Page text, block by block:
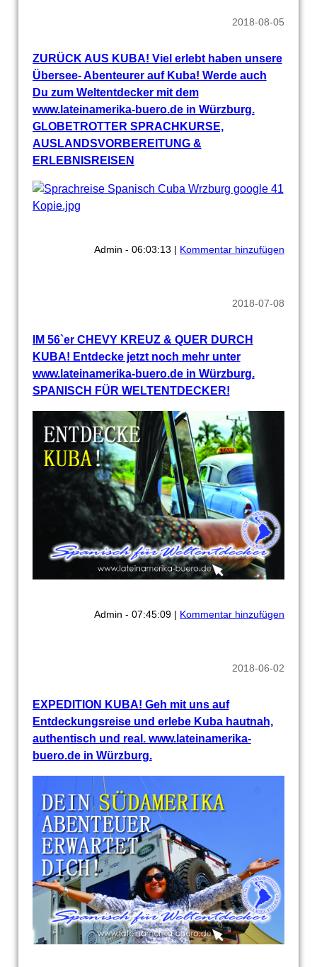
2018-08-05
ZURÜCK AUS KUBA! Viel erlebt haben unsere
Übersee- Abenteurer auf Kuba! Werde auch
Du zum Weltentdecker mit dem
www.lateinamerika-buero.de in Würzburg.
GLOBETROTTER SPRACHKURSE,
AUSLANDSVORBEREITUNG &
ERLEBNISREISEN
Admin - 06:03:13 | Kommentar hinzufügen
2018-07-08
IM 56`er CHEVY KREUZ & QUER DURCH
KUBA! Entdecke jetzt noch mehr unter
www.lateinamerika-buero.de in Würzburg.
SPANISCH FÜR WELTENTDECKER!
Admin - 07:45:09 | Kommentar hinzufügen
2018-06-02
EXPEDITION KUBA! Geh mit uns auf
Entdeckungsreise und erlebe Kuba hautnah,
authentisch und real. www.lateinamerika-
buero.de in Würzburg.